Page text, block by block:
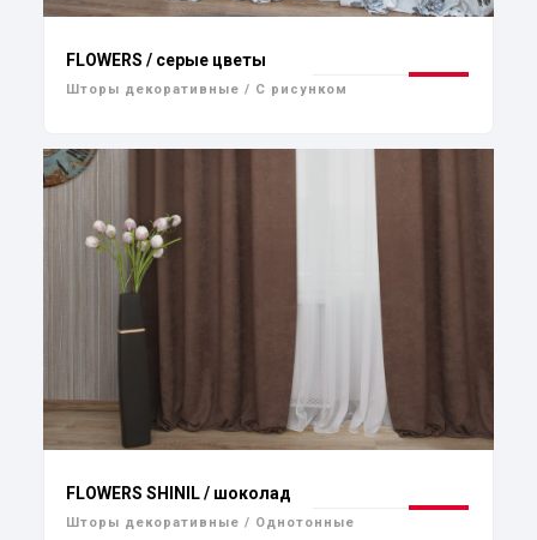
FLOWERS / серые цветы
Шторы декоративные / С рисунком
FLOWERS SHINIL / шоколад
Шторы декоративные / Однотонные